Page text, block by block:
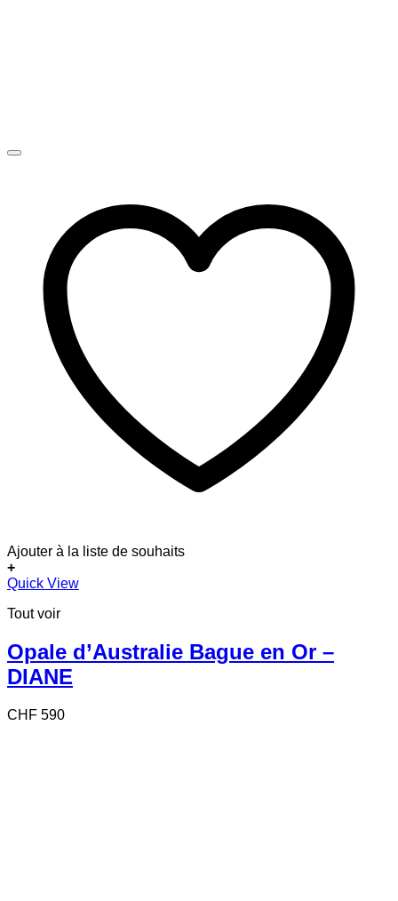
Ajouter à la liste de souhaits
+
Quick View
Tout voir
Opale d’Australie Bague en Or –
DIANE
CHF 590